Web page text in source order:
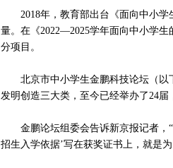
2018年，教育部出台《面向中小学
量。在《2022—2025学年面向中小学
分项目。
北京市中小学生金鹏科技论坛（以下
发明创造三大类，至今已经举办了24届
金鹏论坛组委会告诉新京报记者，“
招生入学依据’写在获奖证书上，就是